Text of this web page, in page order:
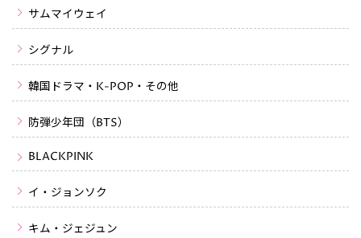
サムマイウェイ
シグナル
韓国ドラマ・K-POP・その他
防弾少年団（BTS）
BLACKPINK
イ・ジョンソク
キム・ジェジュン